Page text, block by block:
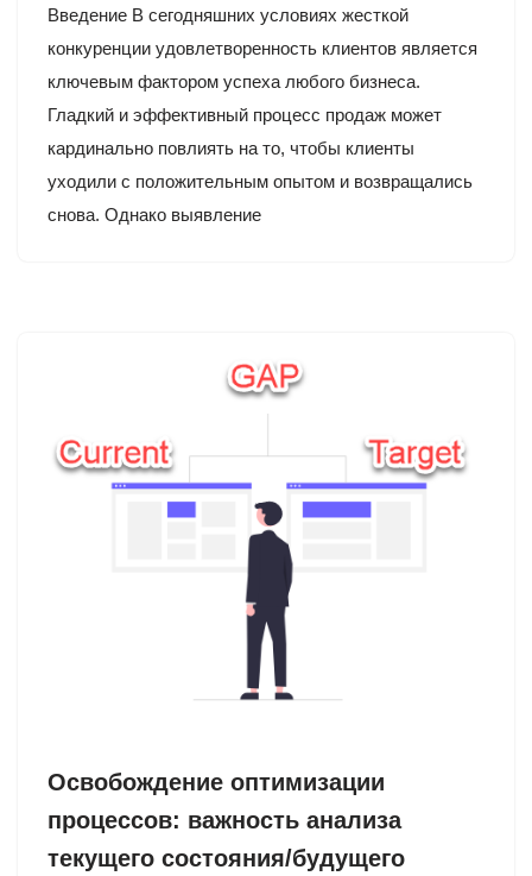
Введение В сегодняшних условиях жесткой
конкуренции удовлетворенность клиентов является
ключевым фактором успеха любого бизнеса.
Гладкий и эффективный процесс продаж может
кардинально повлиять на то, чтобы клиенты
уходили с положительным опытом и возвращались
снова. Однако выявление
Освобождение оптимизации
процессов: важность анализа
текущего состояния/будущего